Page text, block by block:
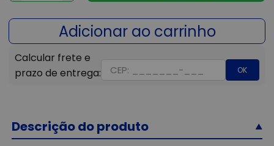
OK
Descrição do produto